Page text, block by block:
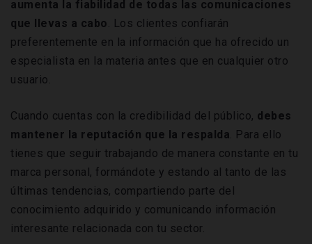
aumenta la fiabilidad de todas las comunicaciones
que llevas a cabo. Los clientes confiarán
preferentemente en la información que ha ofrecido un
especialista en la materia antes que en cualquier otro
usuario.
Cuando cuentas con la credibilidad del público, debes
mantener la reputación que la respalda. Para ello
tienes que seguir trabajando de manera constante en tu
marca personal, formándote y estando al tanto de las
últimas tendencias, compartiendo parte del
conocimiento adquirido y comunicando información
interesante relacionada con tu sector.